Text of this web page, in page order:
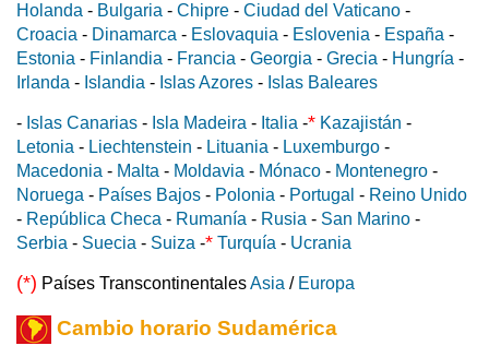
Holanda - Bulgaria - Chipre - Ciudad del Vaticano -
Croacia - Dinamarca - Eslovaquia - Eslovenia - España -
Estonia - Finlandia - Francia - Georgia - Grecia - Hungría -
Irlanda - Islandia - Islas Azores - Islas Baleares
- Islas Canarias - Isla Madeira - Italia -* Kazajistán -
Letonia - Liechtenstein - Lituania - Luxemburgo -
Macedonia - Malta - Moldavia - Mónaco - Montenegro -
Noruega - Países Bajos - Polonia - Portugal - Reino Unido
- República Checa - Rumanía - Rusia - San Marino -
Serbia - Suecia - Suiza -* Turquía - Ucrania
(*) Países TranscontinentalesAsia / Europa
Cambio horario Sudamérica